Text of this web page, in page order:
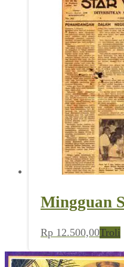
Mingguan
Rp 12.500,00Troli